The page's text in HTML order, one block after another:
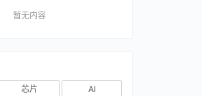
暂无内容
芯片
AI